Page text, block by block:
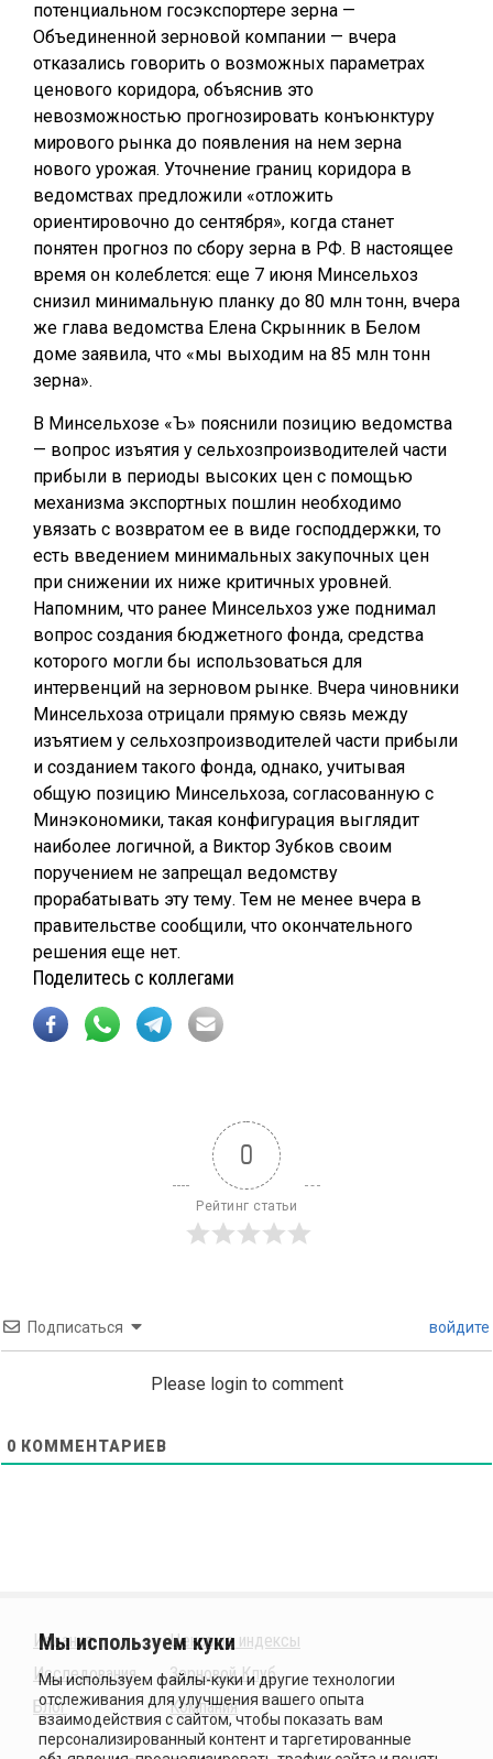
потенциальном госэкспортере зерна —
Объединенной зерновой компании — вчера
отказались говорить о возможных параметрах
ценового коридора, объяснив это
невозможностью прогнозировать конъюнктуру
мирового рынка до появления на нем зерна
нового урожая. Уточнение границ коридора в
ведомствах предложили «отложить
ориентировочно до сентября», когда станет
понятен прогноз по сбору зерна в РФ. В настоящее
время он колеблется: еще 7 июня Минсельхоз
снизил минимальную планку до 80 млн тонн, вчера
же глава ведомства Елена Скрынник в Белом
доме заявила, что «мы выходим на 85 млн тонн
зерна».
В Минсельхозе «Ъ» пояснили позицию ведомства
— вопрос изъятия у сельхозпроизводителей части
прибыли в периоды высоких цен с помощью
механизма экспортных пошлин необходимо
увязать с возвратом ее в виде господдержки, то
есть введением минимальных закупочных цен
при снижении их ниже критичных уровней.
Напомним, что ранее Минсельхоз уже поднимал
вопрос создания бюджетного фонда, средства
которого могли бы использоваться для
интервенций на зерновом рынке. Вчера чиновники
Минсельхоза отрицали прямую связь между
изъятием у сельхозпроизводителей части прибыли
и созданием такого фонда, однако, учитывая
общую позицию Минсельхоза, согласованную с
Минэкономики, такая конфигурация выглядит
наиболее логичной, а Виктор Зубков своим
поручением не запрещал ведомству
прорабатывать эту тему. Тем не менее вчера в
правительстве сообщили, что окончательного
решения еще нет.
Поделитесь с коллегами
0
Рейтинг статьи
Подписаться войдите
Please login to comment
0 КОММЕНТАРИЕВ
Издания
Исследования
Блог
Ценовые индексы
Зерновой Клуб
Компания